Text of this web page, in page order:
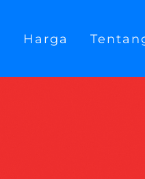
Harga